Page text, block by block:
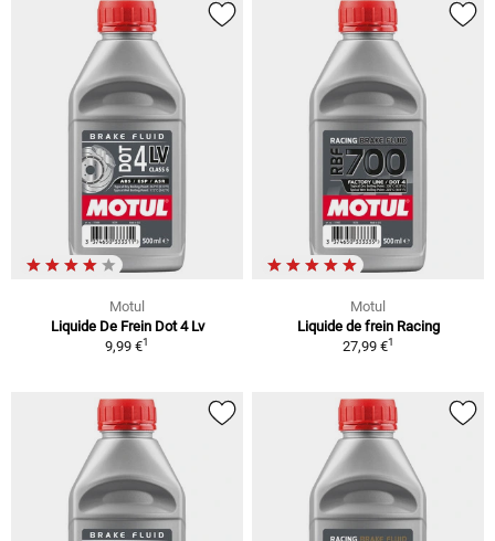
Motul
Liquide De Frein Dot 4 Lv
9,99 €1
Motul
Liquide de frein Racing
27,99 €1